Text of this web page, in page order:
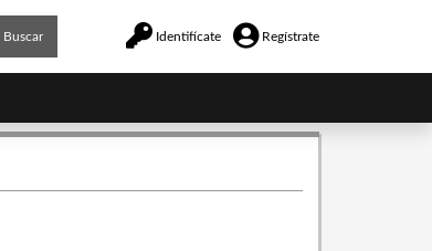
Buscar Identifícate Regístrate